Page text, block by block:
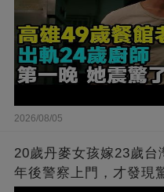
2026/08/05
20歲丹麥女孩嫁23歲
年後警察上門，才發現